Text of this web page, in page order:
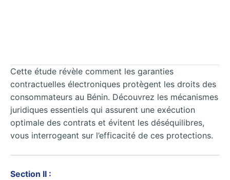
Cette étude révèle comment les garanties
contractuelles électroniques protègent les droits des
consommateurs au Bénin. Découvrez les mécanismes
juridiques essentiels qui assurent une exécution
optimale des contrats et évitent les déséquilibres,
vous interrogeant sur l’efficacité de ces protections.
Section II :